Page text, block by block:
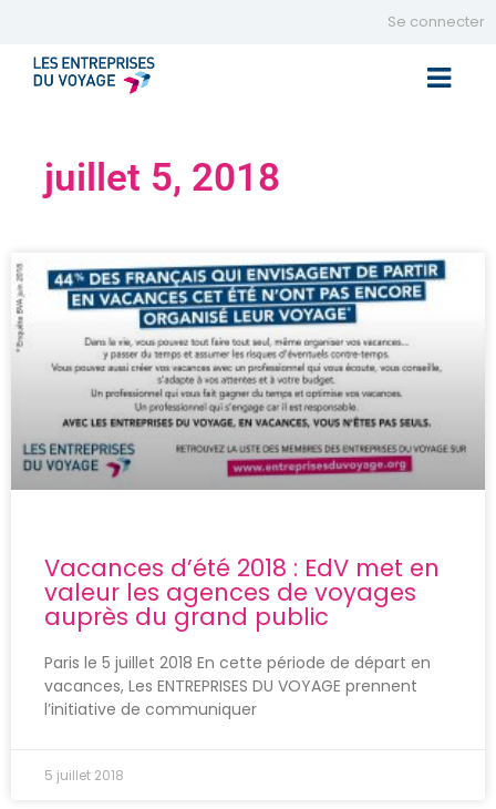
Se connecter
juillet 5, 2018
Vacances d’été 2018 : EdV met en
valeur les agences de voyages
auprès du grand public
Paris le 5 juillet 2018 En cette période de départ en
vacances, Les ENTREPRISES DU VOYAGE prennent
l’initiative de communiquer
5 juillet 2018